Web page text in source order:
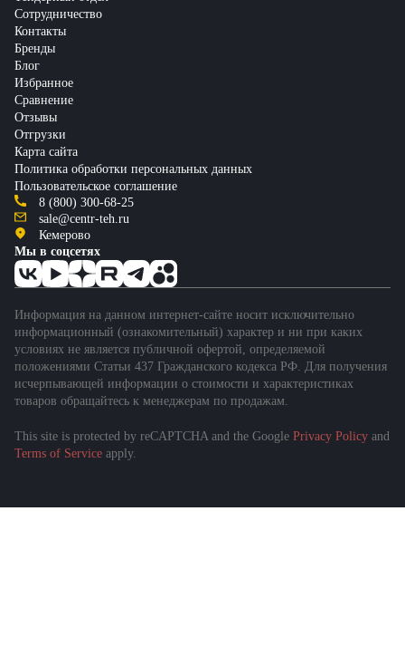
Сотрудничество
Контакты
Бренды
Блог
Избранное
Сравнение
Отзывы
Отгрузки
Карта сайта
Политика обработки персональных данных
Пользовательское соглашение
8 (800) 300-68-25
sale@centr-teh.ru
Кемерово
Мы в соцсетях
Информация на данном интернет-сайте носит исключительно
информационный (ознакомительный) характер и ни при каких
условиях не является публичной офертой, определяемой
положениями Статьи 437 Гражданского кодекса РФ. Для получения
исчерпывающей информации о стоимости и характеристиках
товаров обращайтесь к менеджерам по продажам.
This site is protected by reCAPTCHA and the Google Privacy Policy and
Terms of Service apply.